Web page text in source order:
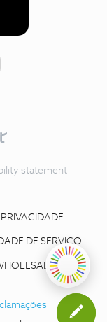
statement
DE SERVIÇO